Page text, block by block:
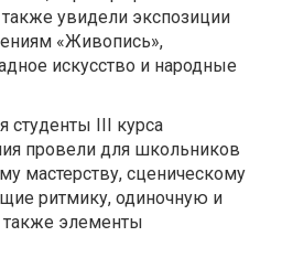
также увидели экспозиции
«Живопись»,
искусство и народные
студенты III курса
провели для школьников
мастерству, сценическому
ритмику, одиночную и
также элементы